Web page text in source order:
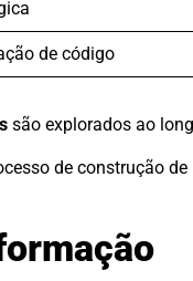
de código
são explorados ao
de construção